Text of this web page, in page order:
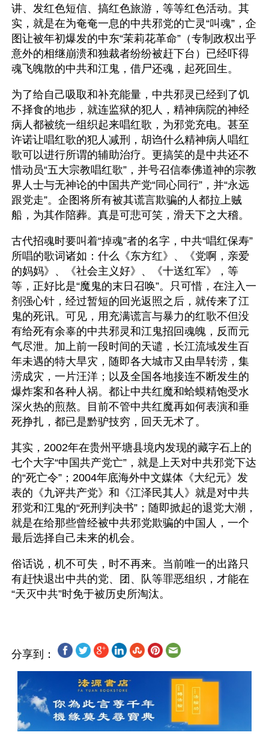
讲、发红色短信、搞红色旅游，等等红色活动。其
实，就是在为奄奄一息的中共邪党的亡灵“叫魂”，企
图让被年初爆发的中东“茉莉花革命”（专制政权出乎
意外的相继崩溃和独裁者纷纷被赶下台）已经吓得
魂飞魄散的中共和江鬼，借尸还魂，起死回生。
为了给自己吸取和补充能量，中共邪灵已经到了饥
不择食的地步，就连监狱的犯人，精神病院的神经
病人都被统一组织起来唱红歌，为邪党充电。甚至
许诺让唱红歌的犯人减刑，胡诌什么精神病人唱红
歌可以进行所谓的辅助治疗。更搞笑的是中共还不
惜动员“五大宗教唱红歌”，并号召信奉佛道神的宗教
界人士与无神论的中国共产党“同心同行”，并“永远
跟党走”。企图将所有被其谎言欺骗的人都拉上贼
船，为其作陪葬。真是可悲可笑，滑天下之大稽。
古代招魂时要叫着“掉魂”者的名字，中共“唱红保寿”
所唱的歌词诸如：什么《东方红》、《党啊，亲爱
的妈妈》、《社会主义好》、《十送红军》，等
等，正好比是“魔鬼的末日召唤”。只可惜，在注入一
剂强心针，经过暂短的回光返照之后，就传来了江
鬼的死讯。可见，用充满谎言与暴力的红歌不但没
有给死有余辜的中共邪灵和江鬼招回魂魄，反而元
气尽泄。加上前一段时间的天谴，长江流域发生百
年未遇的特大旱灾，随即各大城市又由旱转涝，集
涝成灾，一片汪洋；以及全国各地接连不断发生的
爆炸案和各种人祸。都让中共红魔和蛤蟆精饱受水
深火热的煎熬。目前不管中共红魔再如何表演和垂
死挣扎，都已是黔驴技穷，回天无术了。
其实，2002年在贵州平塘县境内发现的藏字石上的
七个大字“中国共产党亡”，就是上天对中共邪党下达
的“死亡令”；2004年底海外中文媒体《大纪元》发
表的《九评共产党》和《江泽民其人》就是对中共
邪党和江鬼的“死刑判决书”；随即掀起的退党大潮，
就是在给那些曾经被中共邪党欺骗的中国人，一个
最后选择自己未来的机会。
俗话说，机不可失，时不再来。当前唯一的出路只
有赶快退出中共的党、团、队等罪恶组织，才能在
分享到：